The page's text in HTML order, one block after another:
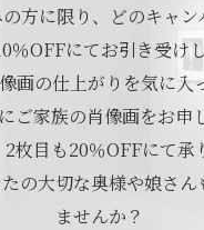
方に限り、どのキャ
％OFFにてお引き受け
画の仕上がりを気に入
ご家族の肖像画をお申
枚目も20％OFFにて承
の大切な奥様や娘さ
ませんか？